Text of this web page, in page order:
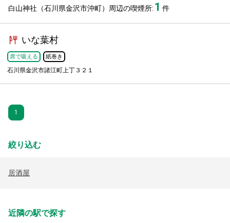
白山神社（石川県金沢市沖町）周辺の喫煙所: 1 件
いな葉村
席で吸える 紙巻き
石川県金沢市諸江町上丁３２１
1
絞り込む
居酒屋
近隣の駅で探す